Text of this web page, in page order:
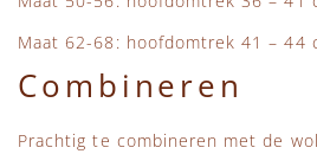
Maat 62-68: hoofdomtrek 41 – 44
Combineren
Prachtig te combineren met de